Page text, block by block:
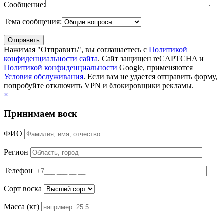
Сообщение:
Тема сообщения:
Нажимая "Отправить", вы соглашаетесь с Политикой
конфиденциальности сайта. Сайт защищен reCAPTCHA и
Политикой конфиденциальности Google, применяются
Условия обслуживания. Если вам не удается отправить форму,
попробуйте отключить VPN и блокировщики рекламы.
×
Принимаем воск
ФИО
Регион
Телефон
Сорт воска
Масса (кг)